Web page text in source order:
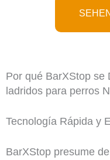
Por qué BarXStop se
ladridos para perros
Tecnología Rápida y
BarXStop presume